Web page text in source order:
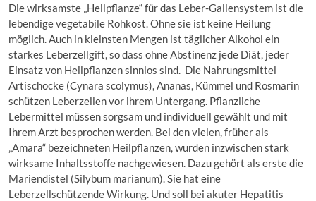
Die wirksamste „Heilpflanze“ für das Leber-Gallensystem ist die
lebendige vegetabile Rohkost. Ohne sie ist keine Heilung
möglich. Auch in kleinsten Mengen ist täglicher Alkohol ein
starkes Leberzellgift, so dass ohne Abstinenz jede Diät, jeder
Einsatz von Heilpflanzen sinnlos sind. Die Nahrungsmittel
Artischocke (Cynara scolymus), Ananas, Kümmel und Rosmarin
schützen Leberzellen vor ihrem Untergang. Pflanzliche
Lebermittel müssen sorgsam und individuell gewählt und mit
Ihrem Arzt besprochen werden. Bei den vielen, früher als
„Amara“ bezeichneten Heilpflanzen, wurden inzwischen stark
wirksame Inhaltsstoffe nachgewiesen. Dazu gehört als erste die
Mariendistel (Silybum marianum). Sie hat eine
Leberzellschützende Wirkung. Und soll bei akuter Hepatitis